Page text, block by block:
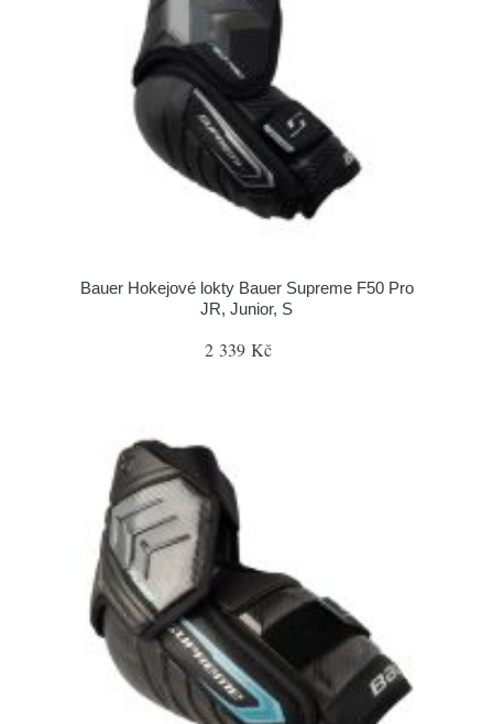
Bauer Hokejové lokty Bauer Supreme F50 Pro
JR, Junior, S
2 339 Kč